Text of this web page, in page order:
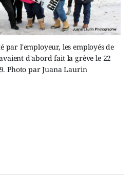
par l'employeur, les employés de
d'abord fait la grève le 22
Photo par Juana Laurin